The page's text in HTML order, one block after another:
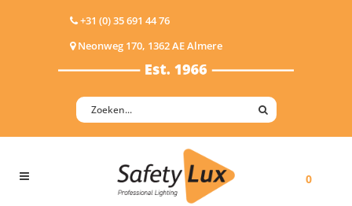
+31 (0) 35 691 44 76
Neonweg 170, 1362 AE Almere
0